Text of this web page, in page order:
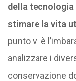
della tecnologia
stimare la vita
punto vi è
analizzare i
conservazione